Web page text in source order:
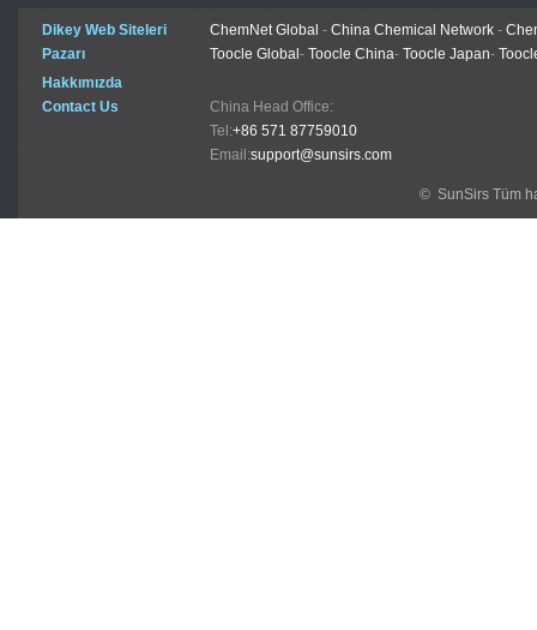
Dikey Web Siteleri ChemNet Global - China Chemical Network -
Pazarı
Toocle Global - Toocle China- Toocle Japan-
Hakkımızda
Contact Us
China Head Office:
Tel:+86 571 87759010
Email:support@sunsirs.com
© SunSirs Tüm